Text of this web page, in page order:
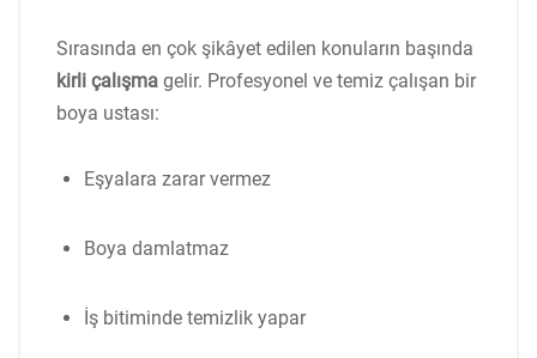
Sırasında en çok şikâyet edilen konuların başında
kirli çalışma gelir. Profesyonel ve temiz çalışan bir
boya ustası:
Eşyalara zarar vermez
Boya damlatmaz
İş bitiminde temizlik yapar